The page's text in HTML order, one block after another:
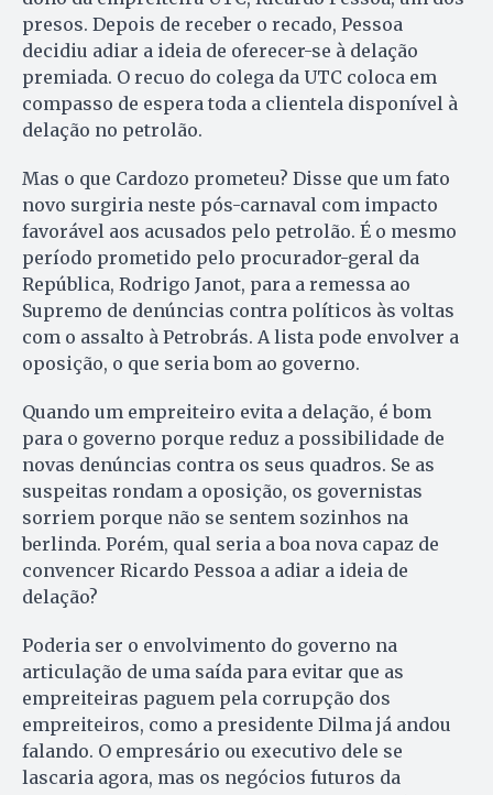
presos. Depois de receber o recado, Pessoa
decidiu adiar a ideia de oferecer-se à delação
premiada. O recuo do colega da UTC coloca em
compasso de espera toda a clientela disponível à
delação no petrolão.
Mas o que Cardozo prometeu? Disse que um fato
novo surgiria neste pós-carnaval com impacto
favorável aos acusados pelo petrolão. É o mesmo
período prometido pelo procurador-geral da
República, Rodrigo Janot, para a remessa ao
Supremo de denúncias contra políticos às voltas
com o assalto à Petrobrás. A lista pode envolver a
oposição, o que seria bom ao governo.
Quando um empreiteiro evita a delação, é bom
para o governo porque reduz a possibilidade de
novas denúncias contra os seus quadros. Se as
suspeitas rondam a oposição, os governistas
sorriem porque não se sentem sozinhos na
berlinda. Porém, qual seria a boa nova capaz de
convencer Ricardo Pessoa a adiar a ideia de
delação?
Poderia ser o envolvimento do governo na
articulação de uma saída para evitar que as
empreiteiras paguem pela corrupção dos
empreiteiros, como a presidente Dilma já andou
falando. O empresário ou executivo dele se
lascaria agora, mas os negócios futuros da